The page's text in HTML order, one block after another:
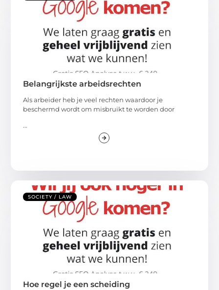
Belangrijkste arbeidsrechten
Als arbeider heb je veel rechten waardoor je
beschermd wordt om misbruikt te worden door
...
SOCIETY / LAW
Hoe regel je een scheiding